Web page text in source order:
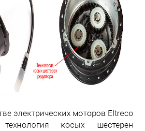
электрических моторов Eltreco
технология косых шестерен